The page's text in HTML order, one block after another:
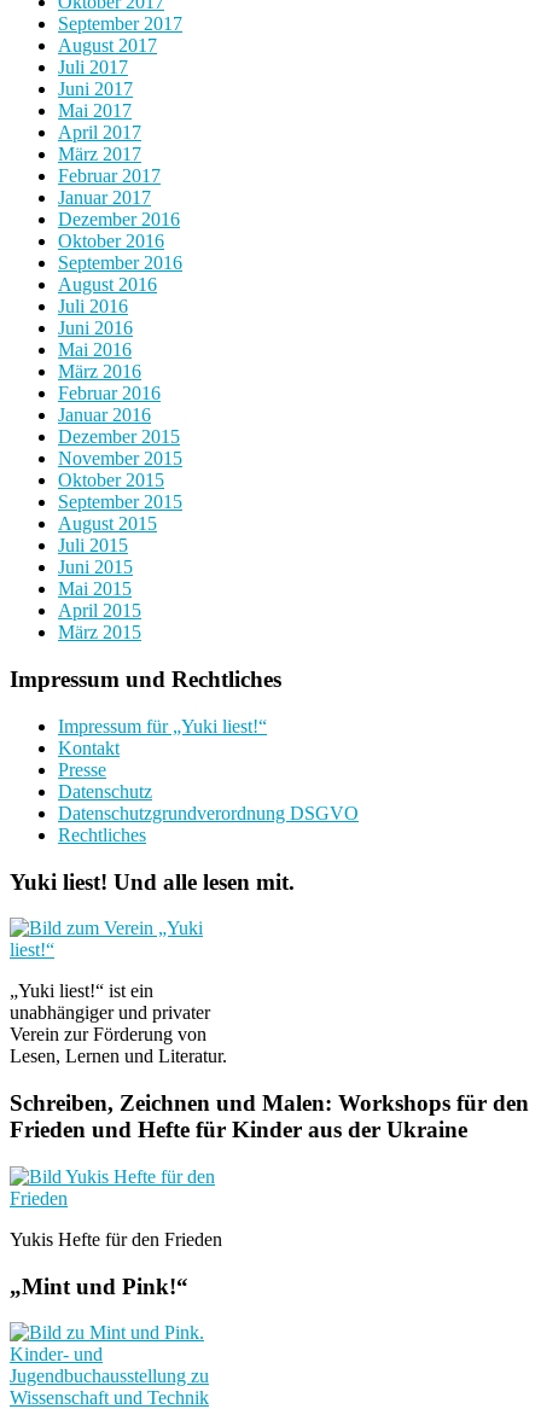
September 2017
August 2017
Juli 2017
Juni 2017
Mai 2017
April 2017
März 2017
Februar 2017
Januar 2017
Dezember 2016
Oktober 2016
September 2016
August 2016
Juli 2016
Juni 2016
Mai 2016
März 2016
Februar 2016
Januar 2016
Dezember 2015
November 2015
Oktober 2015
September 2015
August 2015
Juli 2015
Juni 2015
Mai 2015
April 2015
März 2015
Impressum und Rechtliches
Impressum für „Yuki liest!“
Kontakt
Presse
Datenschutz
Datenschutzgrundverordnung DSGVO
Rechtliches
Yuki liest! Und alle lesen mit.
„Yuki liest!“ ist ein
unabhängiger und privater
Verein zur Förderung von
Lesen, Lernen und Literatur.
Schreiben, Zeichnen und Malen: Workshops für den
Frieden und Hefte für Kinder aus der Ukraine
Yukis Hefte für den Frieden
„Mint und Pink!“